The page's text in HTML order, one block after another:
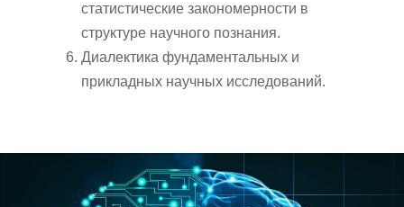
статистические закономерности в
структуре научного познания.
Диалектика фундаментальных и
прикладных научных исследований.